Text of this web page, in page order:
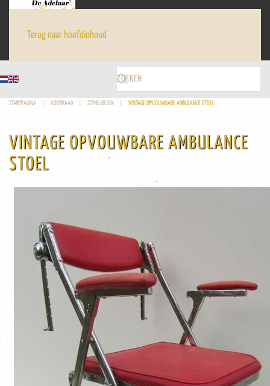
Terug naar hoofdinhoud
STARTPAGINA VOORRAAD ZITMEUBELEN VINTAGE OPVOUWBARE AMBULANCE STOEL
VINTAGE OPVOUWBARE AMBULANCE
STOEL